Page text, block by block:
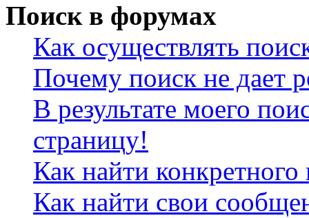
Поиск в форумах
Как осуществлять
Почему поиск не дает
В результате моего
страницу!
Как найти конкретного
Как найти свои